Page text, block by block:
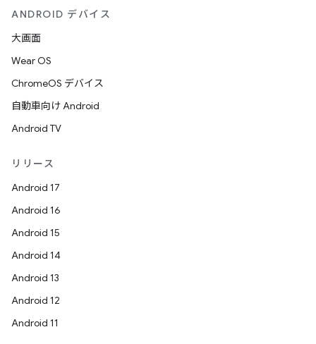
ANDROID デバイス
大画面
Wear OS
ChromeOS デバイス
自動車向け Android
Android TV
リリース
Android 17
Android 16
Android 15
Android 14
Android 13
Android 12
Android 11